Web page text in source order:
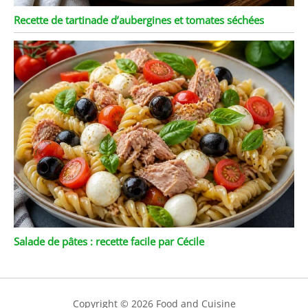
Recette de tartinade d’aubergines et tomates séchées
Salade de pâtes : recette facile par Cécile
Copyright © 2026 Food and Cuisine